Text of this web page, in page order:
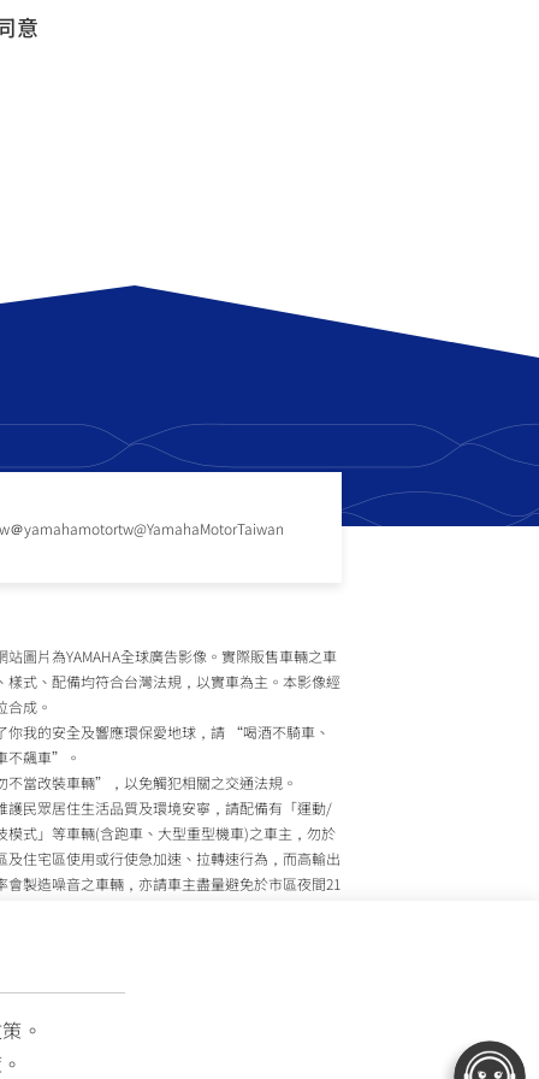
。
意
＠yamahamotortw@YamahaMotorTaiwan
站圖片為YAMAHA全球廣告影像。實際販售車輛之車
樣式、配備均符合台灣法規，以實車為主。本影像經
合成。
你我的安全及響應環保愛地球，請 “喝酒不騎車、
不飆車”。
當改裝車輛”，以免觸犯相關之交通法規。
護民眾居住生活品質及環境安寧，請配備有「運動/
模式」等車輛(含跑車、大型重型機車)之車主，勿於
及住宅區使用或行使急加速、拉轉速行為，而高輸出
會製造噪音之車輛，亦請車主盡量避免於市區夜間21